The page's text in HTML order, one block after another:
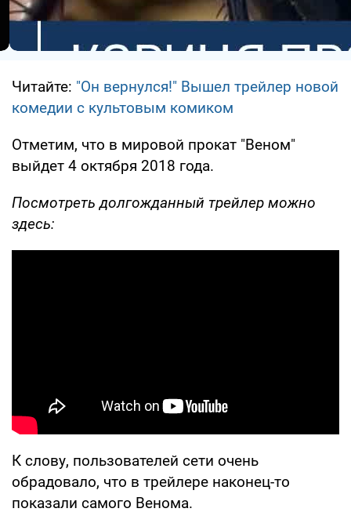
Читайте: "Он вернулся!" Вышел трейлер новой
комедии с культовым комиком
Отметим, что в мировой прокат "Веном"
выйдет 4 октября 2018 года.
Посмотреть долгожданный трейлер можно
здесь:
К слову, пользователей сети очень
обрадовало, что в трейлере наконец-то
показали самого Венома.